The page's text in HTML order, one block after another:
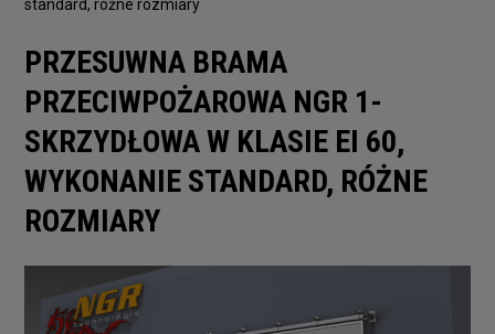
standard, różne rozmiary
PRZESUWNA BRAMA
PRZECIWPOŻAROWA NGR 1-
SKRZYDŁOWA W KLASIE EI 60,
WYKONANIE STANDARD, RÓŻNE
ROZMIARY